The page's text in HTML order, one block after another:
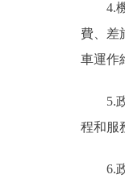
4.
費、差
車運作
5.
程和服
6.